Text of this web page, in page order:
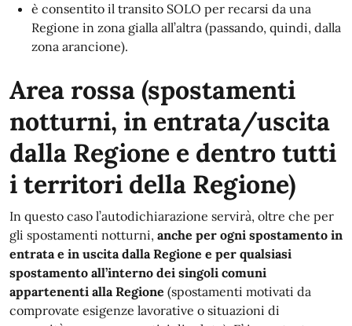
è consentito il transito SOLO per recarsi da una
Regione in zona gialla all’altra (passando, quindi, dalla
zona arancione).
Area rossa (spostamenti
notturni, in entrata/uscita
dalla Regione e dentro tutti
i territori della Regione)
In questo caso l’autodichiarazione servirà, oltre che per
gli spostamenti notturni, anche per ogni spostamento in
entrata e in uscita dalla Regione e per qualsiasi
spostamento all’interno dei singoli comuni
appartenenti alla Regione (spostamenti motivati da
comprovate esigenze lavorative o situazioni di